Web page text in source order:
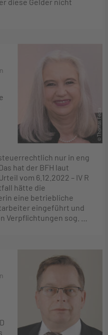
nur in eng
hat der BFH laut
vom 6.12.2022 – IV R
hätte die
eine betriebliche
eingeführt und
Verpflichtungen sog. …